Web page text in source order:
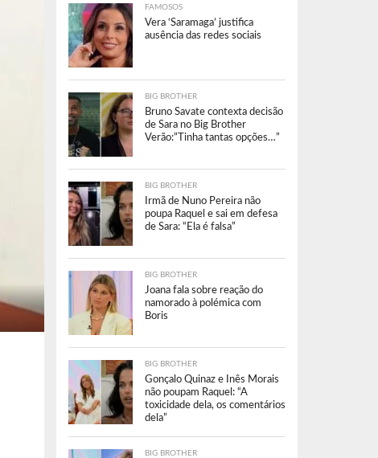
FAMOSOS
Vera ‘Saramaga’ justifica
ausência das redes sociais
BIG BROTHER
Bruno Savate contexta decisão
de Sara no Big Brother
Verão:”Tinha tantas opções…”
BIG BROTHER
Irmã de Nuno Pereira não
poupa Raquel e sai em defesa
de Sara: “Ela é falsa”
BIG BROTHER
Joana fala sobre reação do
namorado à polémica com
Boris
BIG BROTHER
Gonçalo Quinaz e Inês Morais
não poupam Raquel: “A
toxicidade dela, os comentários
dela”
BIG BROTHER